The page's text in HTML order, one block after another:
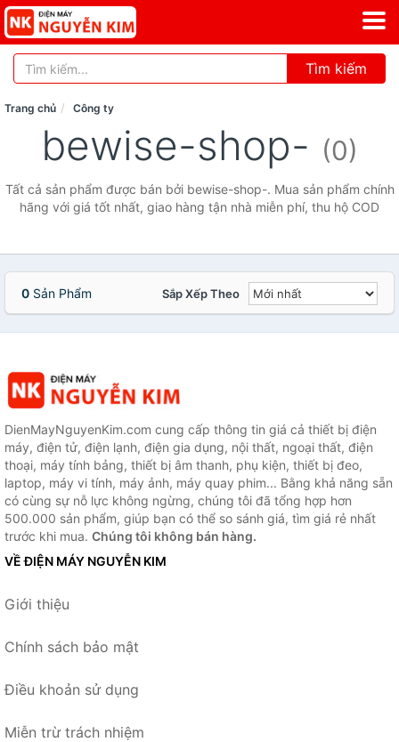
Tìm kiếm
Trang chủ Công ty
bewise-shop- (0)
Tất cả sản phẩm được bán bởi bewise-shop-. Mua sản phẩm chính
hãng với giá tốt nhất, giao hàng tận nhà miễn phí, thu hộ COD
0 Sản Phẩm Sắp Xếp Theo
DienMayNguyenKim.com cung cấp thông tin giá cả thiết bị điện
máy, điện tử, điện lạnh, điện gia dụng, nội thất, ngoại thất, điện
thoại, máy tính bảng, thiết bị âm thanh, phụ kiện, thiết bị đeo,
laptop, máy vi tính, máy ảnh, máy quay phim... Bằng khả năng sẵn
có cùng sự nỗ lực không ngừng, chúng tôi đã tổng hợp hơn
500.000 sản phẩm, giúp bạn có thể so sánh giá, tìm giá rẻ nhất
trước khi mua. Chúng tôi không bán hàng.
VỀ ĐIỆN MÁY NGUYỄN KIM
Giới thiệu
Chính sách bảo mật
Điều khoản sử dụng
Miễn trừ trách nhiệm